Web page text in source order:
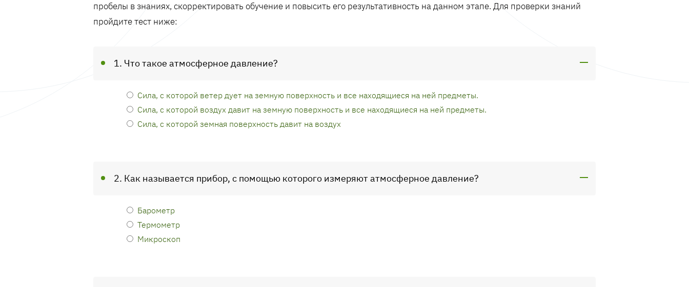
пробелы в знаниях, скорректировать обучение и повысить его результативность на данном этапе. Для проверки знаний
пройдите тест ниже:
1. Что такое атмосферное давление?
Сила, с которой ветер дует на земную поверхность и все находящиеся на ней предметы.
Сила, с которой воздух давит на земную поверхность и все находящиеся на ней предметы.
Сила, с которой земная поверхность давит на воздух
2. Как называется прибор, с помощью которого измеряют атмосферное давление?
Барометр
Термометр
Микроскоп